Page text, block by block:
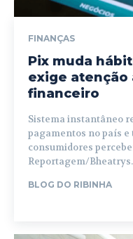
FINANÇAS
Pix muda
exige atenção
financeiro
Sistema instantâneo
pagamentos no país
consumidores
Reportagem/
BLOG DO RIBINHA